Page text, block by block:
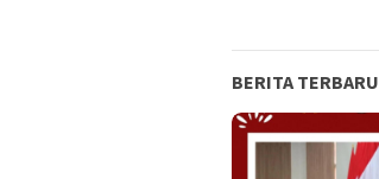
BERITA TERBARU